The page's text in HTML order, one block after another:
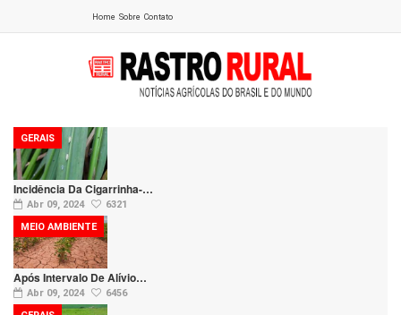
Home Sobre Contato
Incidência Da Cigarrinha-…
Abr 09, 2024 6321
GERAIS
Após Intervalo De Alívio…
Abr 09, 2024 6456
MEIO AMBIENTE